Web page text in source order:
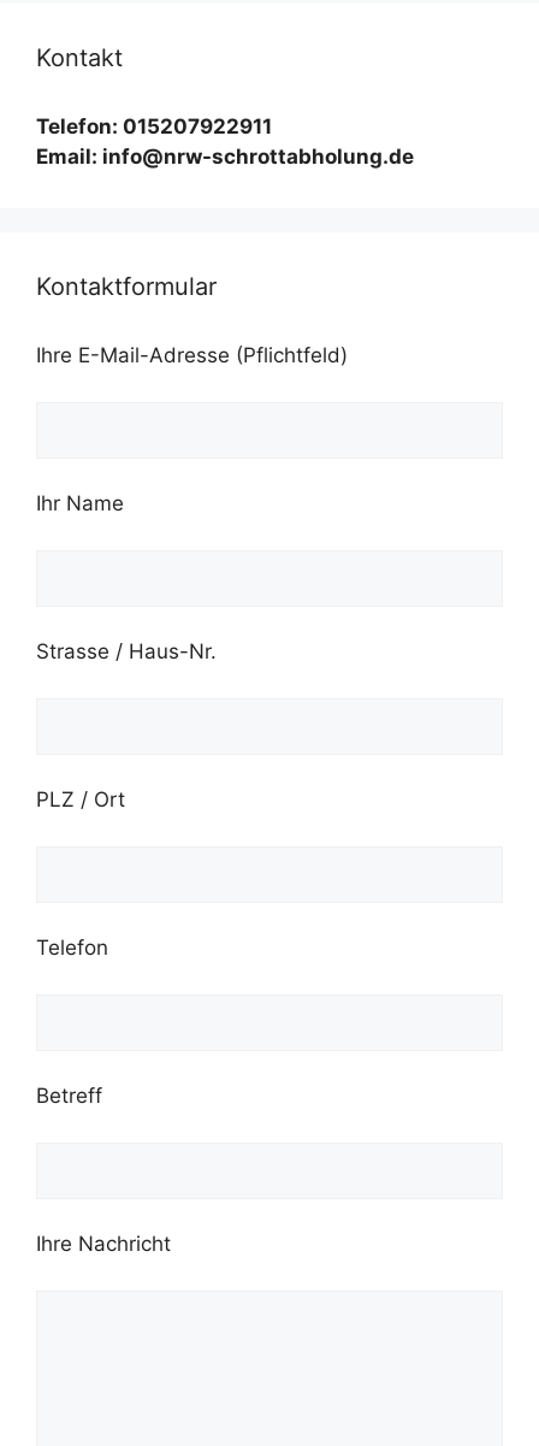
Kontakt
Telefon: 015207922911
Email: info@nrw-schrottabholung.de
Kontaktformular
Ihre E-Mail-Adresse (Pflichtfeld)
Ihr Name
Strasse / Haus-Nr.
PLZ / Ort
Telefon
Betreff
Ihre Nachricht